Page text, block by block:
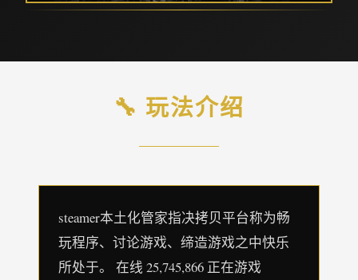
🔧 玩法介绍
steamer本土化管家指决拷贝平台称为畅
玩程序、讨论游戏、缔造游戏之中快乐
所处于。 在线 25,745,866 正在游戏